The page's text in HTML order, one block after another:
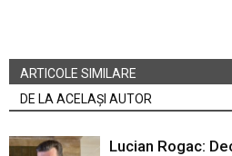
ARTICOLE SIMILARE
DE LA ACELAȘI AUTOR
Lucian Rogac: